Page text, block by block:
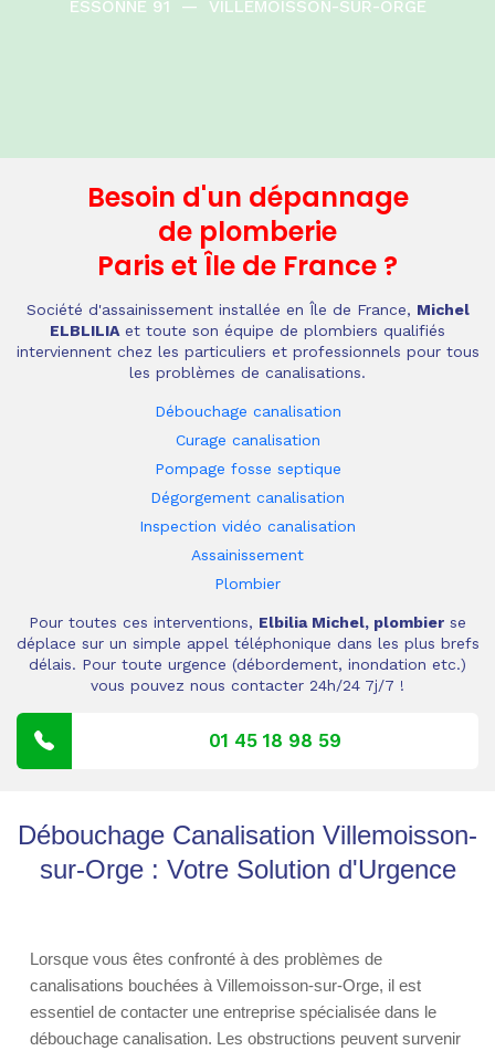
ESSONNE 91
— VILLEMOISSON-SUR-ORGE
Besoin d'un dépannage
de plomberie
Paris et Île de France ?
Société d'assainissement installée en Île de France, Michel
ELBLILIA et toute son équipe de plombiers qualifiés
interviennent chez les particuliers et professionnels pour tous
les problèmes de canalisations.
Débouchage canalisation
Curage canalisation
Pompage fosse septique
Dégorgement canalisation
Inspection vidéo canalisation
Assainissement
Plombier
Pour toutes ces interventions, Elbilia Michel, plombier se
déplace sur un simple appel téléphonique dans les plus brefs
délais. Pour toute urgence (débordement, inondation etc.)
vous pouvez nous contacter 24h/24 7j/7 !
01 45 18 98 59
Débouchage Canalisation Villemoisson-
sur-Orge : Votre Solution d'Urgence
Lorsque vous êtes confronté à des problèmes de
canalisations bouchées à Villemoisson-sur-Orge, il est
essentiel de contacter une entreprise spécialisée dans le
débouchage canalisation. Les obstructions peuvent survenir